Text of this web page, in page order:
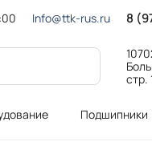
Info@ttk-rus.ru 8
стр.
Подшипники